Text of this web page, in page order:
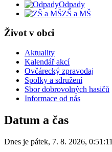
Odpady
ZŠ a MŠ
Život v obci
Aktuality
Kalendář akcí
Ovčárecký zpravodaj
Spolky a sdružení
Sbor dobrovolných hasičů
Informace od nás
Datum a čas
Dnes je pátek, 7. 8. 2026, 0:51:11